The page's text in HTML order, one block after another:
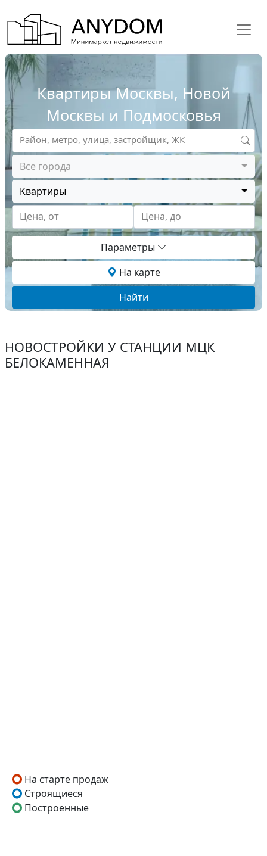
Квартиры Москвы, Новой
Москвы и Подмосковья
Все города
Квартиры
Цена, от
Цена, до
Район, метро, улица, застройщик, ЖК
Параметры
На карте
Найти
НОВОСТРОЙКИ У СТАНЦИИ МЦК
БЕЛОКАМЕННАЯ
На старте продаж
Строящиеся
Построенные